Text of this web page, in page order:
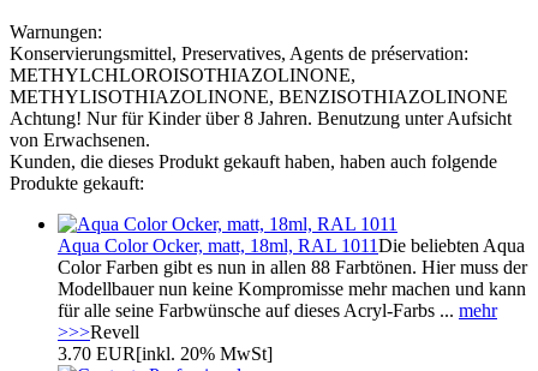
Warnungen:
Konservierungsmittel, Preservatives, Agents de préservation:
METHYLCHLOROISOTHIAZOLINONE,
METHYLISOTHIAZOLINONE, BENZISOTHIAZOLINONE
Achtung! Nur für Kinder über 8 Jahren. Benutzung unter Aufsicht
von Erwachsenen.
Kunden, die dieses Produkt gekauft haben, haben auch folgende
Produkte gekauft:
Aqua Color Ocker, matt, 18ml, RAL 1011Die beliebten Aqua
Color Farben gibt es nun in allen 88 Farbtönen. Hier muss der
Modellbauer nun keine Kompromisse mehr machen und kann
für alle seine Farbwünsche auf dieses Acryl-Farbs ... mehr
>>>Revell
3.70 EUR[inkl. 20% MwSt]